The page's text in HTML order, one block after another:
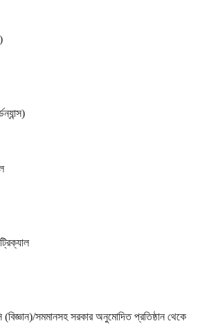
সমমানসহ সরকার অনুমোদিত প্রতিষ্ঠান থেকে